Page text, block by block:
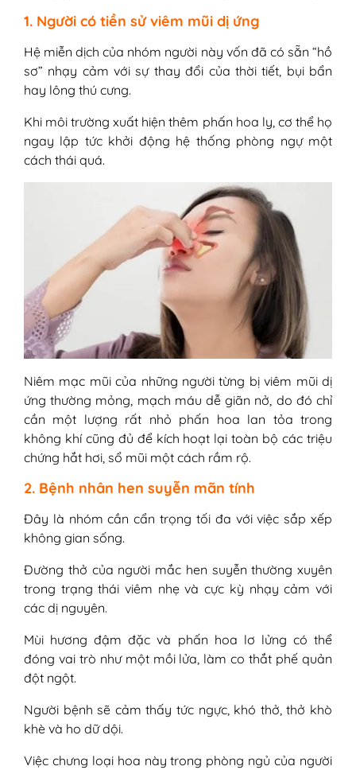
1. Người có tiền sử viêm mũi dị ứng
Hệ miễn dịch của nhóm người này vốn đã có sẵn “hồ
sơ” nhạy cảm với sự thay đổi của thời tiết, bụi bẩn
hay lông thú cưng.
Khi môi trường xuất hiện thêm phấn hoa ly, cơ thể họ
ngay lập tức khởi động hệ thống phòng ngự một
cách thái quá.
Niêm mạc mũi của những người từng bị viêm mũi dị
ứng thường mỏng, mạch máu dễ giãn nở, do đó chỉ
cần một lượng rất nhỏ phấn hoa lan tỏa trong
không khí cũng đủ để kích hoạt lại toàn bộ các triệu
chứng hắt hơi, sổ mũi một cách rầm rộ.
2. Bệnh nhân hen suyễn mãn tính
Đây là nhóm cần cẩn trọng tối đa với việc sắp xếp
không gian sống.
Đường thở của người mắc hen suyễn thường xuyên
trong trạng thái viêm nhẹ và cực kỳ nhạy cảm với
các dị nguyên.
Mùi hương đậm đặc và phấn hoa lơ lửng có thể
đóng vai trò như một mồi lửa, làm co thắt phế quản
đột ngột.
Người bệnh sẽ cảm thấy tức ngực, khó thở, thở khò
khè và ho dữ dội.
Việc chưng loại hoa này trong phòng ngủ của người